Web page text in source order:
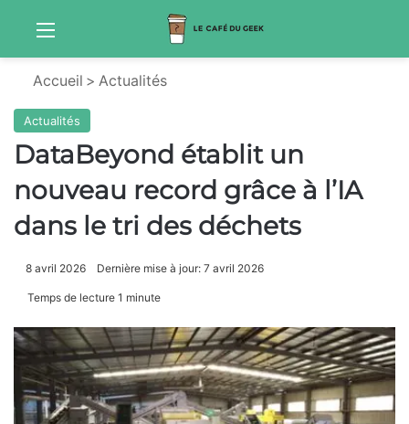
Menu
Accueil > Actualités
Actualités
DataBeyond établit un
nouveau record grâce à l’IA
dans le tri des déchets
8 avril 2026 Dernière mise à jour: 7 avril 2026
Temps de lecture 1 minute